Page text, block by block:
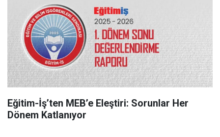
Eğitim-İş’ten MEB’e Eleştiri: Sorunlar Her
Dönem Katlanıyor